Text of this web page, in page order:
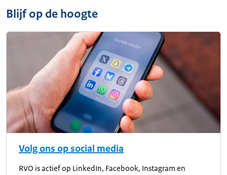
Blijf op de hoogte
Volg ons op social media
RVO is actief op LinkedIn, Facebook, Instagram en